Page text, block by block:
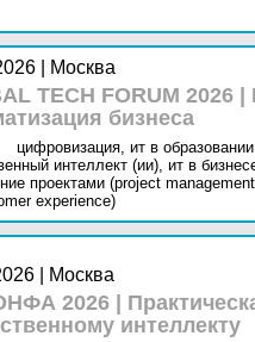
| Москва
TECH FORUM
бизнеса
цифровизация, ит в
интеллект (ии), ит в
проектами (project
experience)
| Москва
2026 |
интеллекту